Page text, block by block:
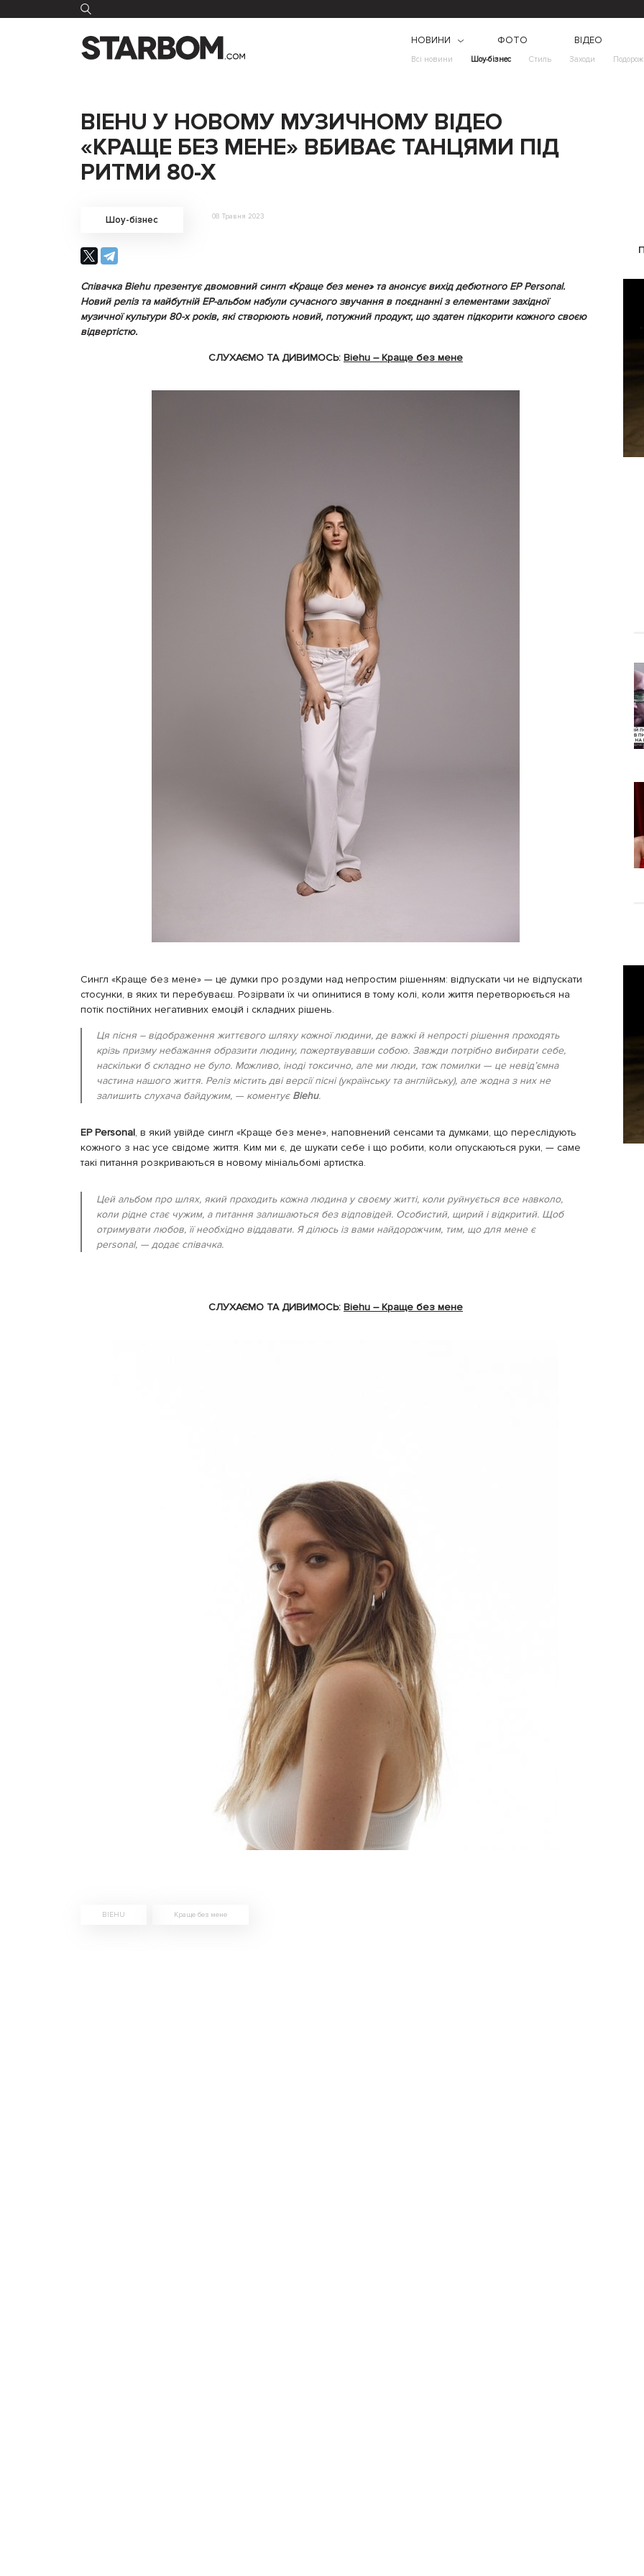
НОВИНИ
Всі новини Шоу-бізнес Стиль Заходи Подорожі
ФОТО ВІДЕО
BIEHU У НОВОМУ МУЗИЧНОМУ ВІДЕО
«КРАЩЕ БЕЗ МЕНЕ» ВБИВАЄ ТАНЦЯМИ ПІД
РИТМИ 80-Х
Шоу-бізнес 08 Травня 2023
Співачка Biehu презентує двомовний сингл «Краще без мене» та анонсує вихід дебютного ЕР Personal.
Новий реліз та майбутній ЕР-альбом набули сучасного звучання в поєднанні з елементами західної
музичної культури 80-х років, які створюють новий, потужний продукт, що здатен підкорити кожного своєю
відвертістю.
СЛУХАЄМО ТА ДИВИМОСЬ: Biehu – Краще без мене
Сингл «Краще без мене» — це думки про роздуми над непростим рішенням: відпускати чи не відпускати
стосунки, в яких ти перебуваєш. Розірвати їх чи опинитися в тому колі, коли життя перетворюється на
потік постійних негативних емоцій і складних рішень.
Ця пісня – відображення життєвого шляху кожної людини, де важкі й непрості рішення проходять
крізь призму небажання образити людину, пожертвувавши собою. Завжди потрібно вибирати себе,
наскільки б складно не було. Можливо, іноді токсично, але ми люди, тож помилки — це невід’ємна
частина нашого життя. Реліз містить дві версії пісні (українську та англійську), але жодна з них не
залишить слухача байдужим, — коментує Biehu.
ЕР Personal, в який увійде сингл «Краще без мене», наповнений сенсами та думками, що переслідують
кожного з нас усе свідоме життя. Ким ми є, де шукати себе і що робити, коли опускаються руки, — саме
такі питання розкриваються в новому мініальбомі артистка.
Цей альбом про шлях, який проходить кожна людина у своєму житті, коли руйнується все навколо,
коли рідне стає чужим, а питання залишаються без відповідей. Особистий, щирий і відкритий. Щоб
отримувати любов, її необхідно віддавати. Я ділюсь із вами найдорожчим, тим, що для мене є
personal, — додає співачка.
СЛУХАЄМО ТА ДИВИМОСЬ: Biehu – Краще без мене
BIEHU Краще без мене